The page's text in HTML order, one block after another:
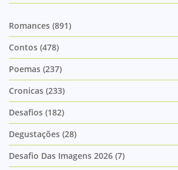
Romances (891)
Contos (478)
Poemas (237)
Cronicas (233)
Desafios (182)
Degustações (28)
Desafio Das Imagens 2026 (7)